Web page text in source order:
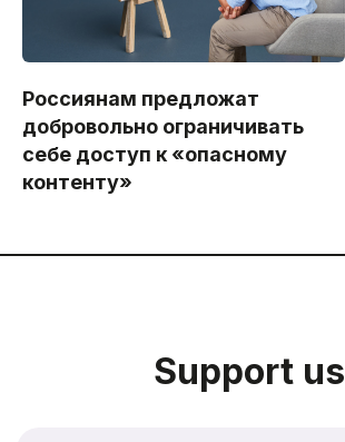
Россиянам предложат
добровольно ограничивать
себе доступ к «опасному
контенту»
Support us